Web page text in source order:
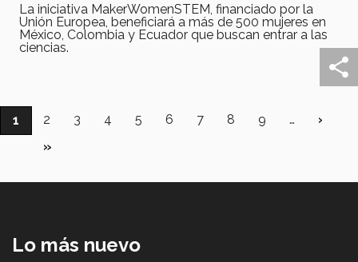
La iniciativa MakerWomenSTEM, financiado por la
Unión Europea, beneficiará a más de 500 mujeres en
México, Colombia y Ecuador que buscan entrar a las
ciencias.
Paginación
Página
actual
1 Página
2 Página
3 Página
4 Página
5 Página
6 Página
7 Página
8 Página
9 …
›
Última
»
Lo más nuevo